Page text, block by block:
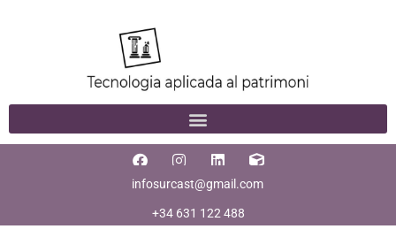
infosurcast@gmail.com
+34 631 122 488